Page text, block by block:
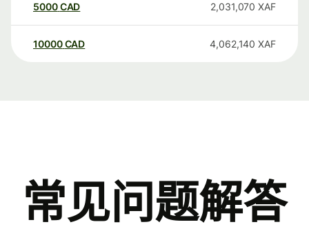
5000CAD 2,031,070 XAF
10000 CAD 4,062,140 XAF
常见问题解答